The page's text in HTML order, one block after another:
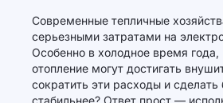
Современные тепличные
серьезными затратами на
Особенно в холодное время года,
отопление могут достигать
сократить эти расходы и сделать
стабильнее? Ответ прост —